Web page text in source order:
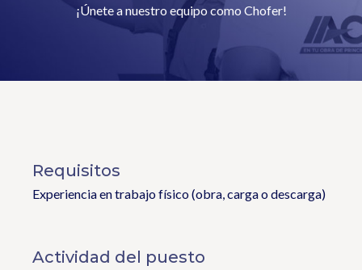
¡Únete a nuestro equipo como Chofer!
Requisitos
Experiencia en trabajo físico (obra, carga o descarga)
Actividad del puesto